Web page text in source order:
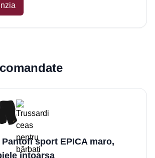
sport EPICA maro,
intoarsa